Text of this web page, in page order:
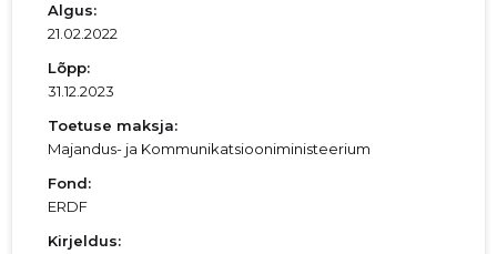
Algus:
21.02.2022
Lõpp:
31.12.2023
Toetuse maksja:
Majandus- ja Kommunikatsiooniministeerium
Fond:
ERDF
Kirjeldus: